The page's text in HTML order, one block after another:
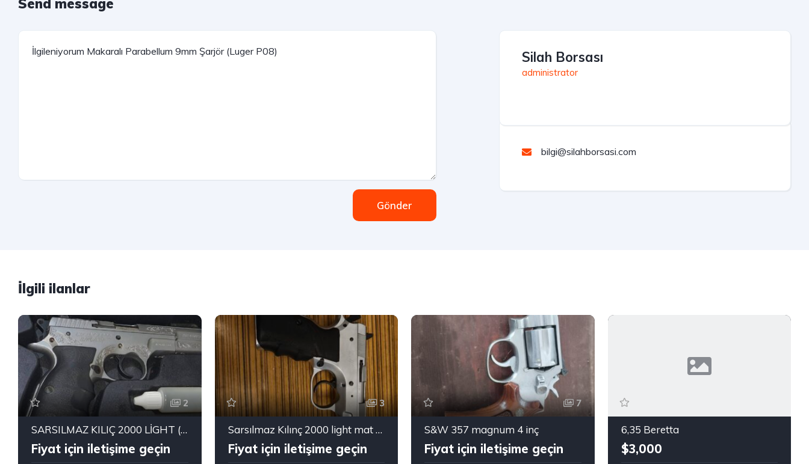
Send message
Gönder
Silah Borsası
administrator
bilgi@silahborsasi.com
İlgili ilanlar
2
SARSILMAZ KILIÇ 2000 LİGHT (İŞLEMELİ)
Fiyat için iletişime geçin
3
Sarsılmaz Kılınç 2000 light mat krom
Fiyat için iletişime geçin
7
S&W 357 magnum 4 inç
Fiyat için iletişime geçin
6,35 Beretta
$3,000